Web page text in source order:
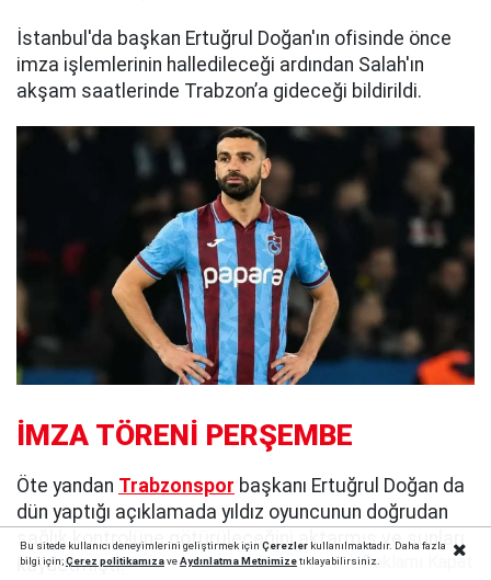
İstanbul'da başkan Ertuğrul Doğan'ın ofisinde önce
imza işlemlerinin halledileceği ardından Salah'ın
akşam saatlerinde Trabzon’a gideceği bildirildi.
İMZA TÖRENİ PERŞEMBE
Öte yandan Trabzonspor başkanı Ertuğrul Doğan da
dün yaptığı açıklamada yıldız oyuncunun doğrudan
sağlık kontrolüne götürüleceğini aktarmış ve şunları
kaydetmişti:
Bu sitede kullanıcı deneyimlerini geliştirmek için Çerezlerkullanılmaktadır. Daha fazla
bilgi için;Çerez politikamızaveAydınlatma Metnimizetıklayabilirsiniz.Reklamı Kapat